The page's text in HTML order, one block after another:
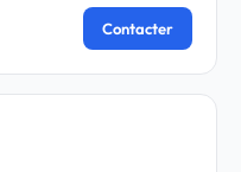
Contacter